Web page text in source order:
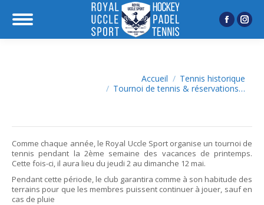
Facebook
page
new
page
Accueil
Tennis historique
Tournoi de tennis & réservations…
Comme chaque année, le Royal Uccle Sport organise un tournoi de
tennis pendant la 2ème semaine des vacances de printemps.
Cette fois-ci, il aura lieu du jeudi 2 au dimanche 12 mai.
Pendant cette période, le club garantira comme à son habitude des
terrains pour que les membres puissent continuer à jouer, sauf en
cas de pluie